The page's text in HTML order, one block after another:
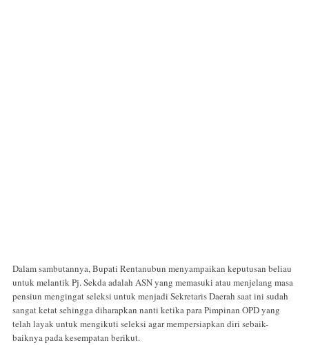
Dalam sambutannya, Bupati Rentanubun menyampaikan keputusan beliau
untuk melantik Pj. Sekda adalah ASN yang memasuki atau menjelang masa
pensiun mengingat seleksi untuk menjadi Sekretaris Daerah saat ini sudah
sangat ketat sehingga diharapkan nanti ketika para Pimpinan OPD yang
telah layak untuk mengikuti seleksi agar mempersiapkan diri sebaik-
baiknya pada kesempatan berikut.